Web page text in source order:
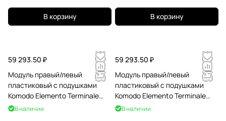
В корзину В корзину
59 293.50 ₽
Модуль правый/левый
пластиковый с подушками
Komodo Elemento Terminale
DS/SX тортора, синий
В наличии
59 293.50 ₽
Модуль правый/левый
пластиковый с подушками
Komodo Elemento Terminale
DS/SX тортора, холст
В наличии